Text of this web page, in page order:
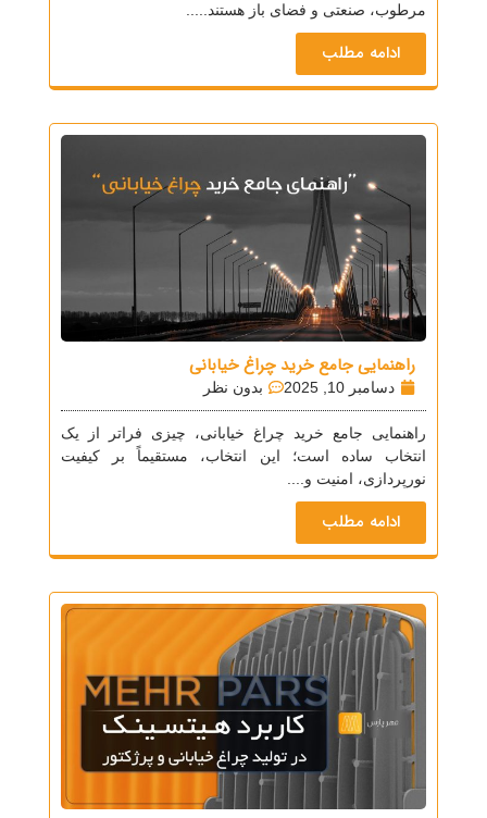
مرطوب، صنعتی و فضای باز هستند.....
ادامه مطلب
راهنمایی جامع خرید چراغ خیابانی
دسامبر 10, 2025 بدون نظر
راهنمایی جامع خرید چراغ خیابانی، چیزی فراتر از یک
انتخاب ساده است؛ این انتخاب، مستقیماً بر کیفیت
نورپردازی، امنیت و....
ادامه مطلب